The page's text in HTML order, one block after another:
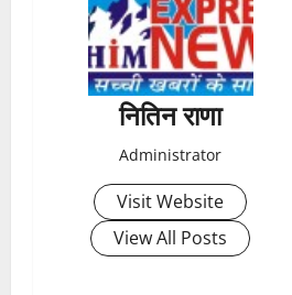
नितिन राणा
Administrator
Visit Website
View All Posts